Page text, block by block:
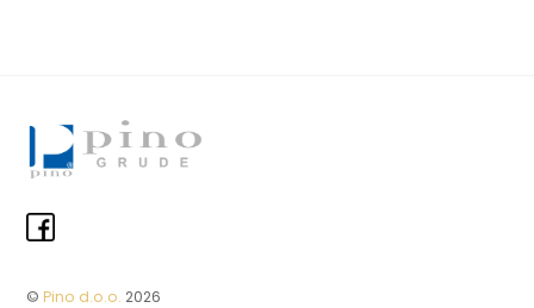
© Pino d.o.o. 2026